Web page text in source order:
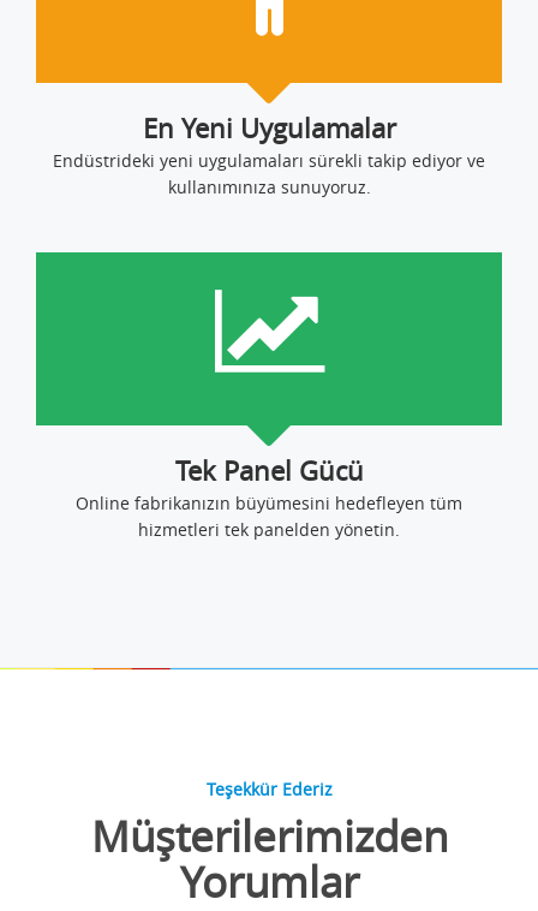
En Yeni Uygulamalar
Endüstrideki yeni uygulamaları sürekli takip ediyor ve
kullanımınıza sunuyoruz.
Tek Panel Gücü
Online fabrikanızın büyümesini hedefleyen tüm
hizmetleri tek panelden yönetin.
Teşekkür Ederiz
Müşterilerimizden
Yorumlar